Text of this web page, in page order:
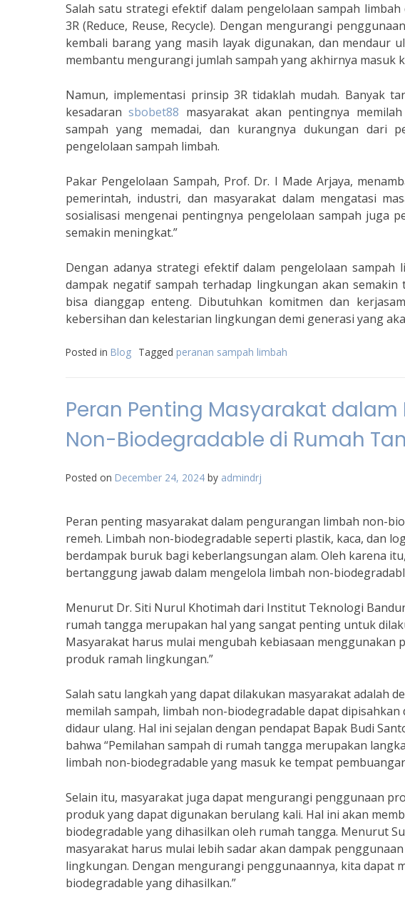
Salah satu strategi efektif dalam pengelolaan sampah
3R (Reduce, Reuse, Recycle). Dengan mengurangi
kembali barang yang masih layak digunakan, dan mendaur
membantu mengurangi jumlah sampah yang akhirnya masuk
Namun, implementasi prinsip 3R tidaklah mudah. Banyak
kesadaransbobet88 masyarakat akan pentingnya
sampah yang memadai, dan kurangnya dukungan dari
pengelolaan sampah limbah.
Pakar Pengelolaan Sampah, Prof. Dr. I Made Arjaya,
pemerintah, industri, dan masyarakat dalam mengatasi
sosialisasi mengenai pentingnya pengelolaan sampah juga
semakin meningkat.”
Dengan adanya strategi efektif dalam pengelolaan
dampak negatif sampah terhadap lingkungan akan
bisa dianggap enteng. Dibutuhkan komitmen dan
kebersihan dan kelestarian lingkungan demi generasi yang
Posted in Blog Tagged peranan sampah limbah
Peran Penting Masyarakat
Non-Biodegradable di Rumah
Posted on December 24, 2024 by admindrj
Peran penting masyarakat dalam pengurangan limbah non-
remeh. Limbah non-biodegradable seperti plastik, kaca, dan
berdampak buruk bagi keberlangsungan alam. Oleh karena
bertanggung jawab dalam mengelola limbah non-
Menurut Dr. Siti Nurul Khotimah dari Institut Teknologi
rumah tangga merupakan hal yang sangat penting untuk
Masyarakat harus mulai mengubah kebiasaan
produk ramah lingkungan.”
Salah satu langkah yang dapat dilakukan masyarakat adalah
memilah sampah, limbah non-biodegradable dapat
didaur ulang. Hal ini sejalan dengan pendapat Bapak Budi
bahwa “Pemilahan sampah di rumah tangga merupakan
limbah non-biodegradable yang masuk ke tempat
Selain itu, masyarakat juga dapat mengurangi penggunaan
produk yang dapat digunakan berulang kali. Hal ini akan
biodegradable yang dihasilkan oleh rumah tangga. Menurut
masyarakat harus mulai lebih sadar akan dampak
lingkungan. Dengan mengurangi penggunaannya, kita dapat
biodegradable yang dihasilkan.”